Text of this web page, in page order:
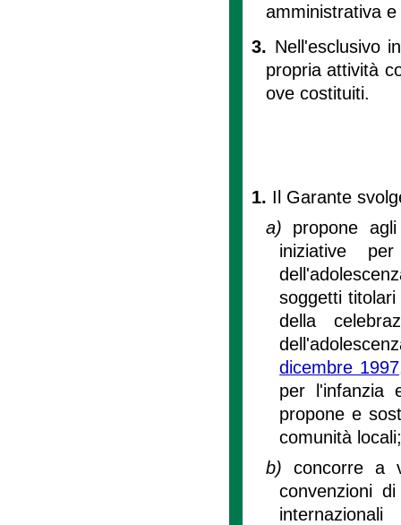
amministrativa
3. Nell'esclusivo
propria attività
ove costituiti.
1. Il Garante
a) propone
iniziative
soggetti
della
dicembre
per l'infanzia
propone e
comunità
b) concorre a
convenzioni